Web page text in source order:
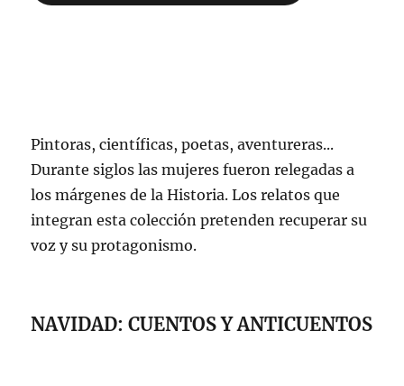
Pintoras, científicas, poetas, aventureras...
Durante siglos las mujeres fueron relegadas a
los márgenes de la Historia. Los relatos que
integran esta colección pretenden recuperar su
voz y su protagonismo.
NAVIDAD: CUENTOS Y ANTICUENTOS